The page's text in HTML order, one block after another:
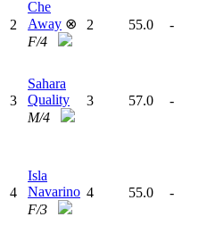
2
Che
Away ⊗
F/4
2 55.0 -
3
Sahara
Quality
M/4
3 57.0 -
4
Isla
Navarino
F/3
4 55.0 -